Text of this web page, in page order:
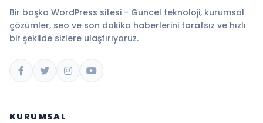
Bir başka WordPress sitesi - Güncel teknoloji, kurumsal
çözümler, seo ve son dakika haberlerini tarafsız ve hızlı
bir şekilde sizlere ulaştırıyoruz.
KURUMSAL